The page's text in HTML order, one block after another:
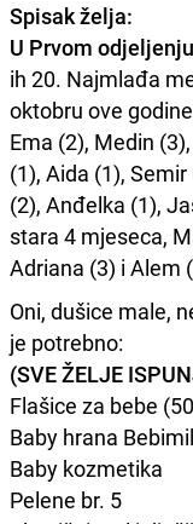
Spisak želja:
U Prvom odjeljenju
ih 20. Najmlađa
oktobru ove
Ema (2), Medin
(1), Aida (1),
(2), Anđelka (1),
stara 4 mjeseca,
Adriana (3) i Alem
Oni, dušice male,
je potrebno:
(SVE ŽELJE
Flašice za bebe
Baby hrana
Baby kozmetika
Pelene br. 5